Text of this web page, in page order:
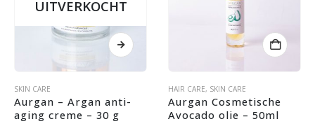
UITVERKOCHT
SKIN CARE
Aurgan – Argan anti-
aging creme – 30 g
HAIR CARE, SKIN CARE
Aurgan Cosmetische
Avocado olie – 50ml